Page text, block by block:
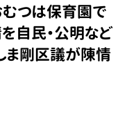
むつは保育園で
自民・公明など
ま剛区議が陳情